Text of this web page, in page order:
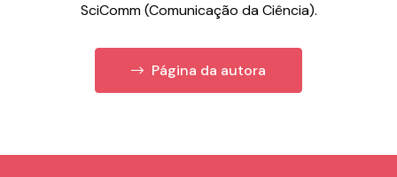
SciComm (Comunicação da Ciência).
Página da autora